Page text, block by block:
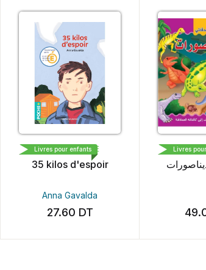
BAYARD PRESSE
35 kilos d'espoir
Anna Gavalda
27.60DT
Livres pour enfants DAR AL
49.00
Livres pour